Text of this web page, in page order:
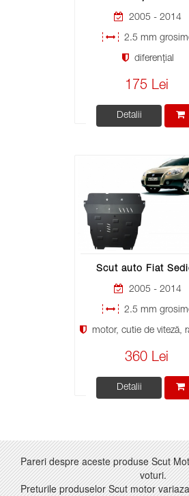
2005 - 2014
2.5 mm
diferențial
175 Lei
Detalii
Scut auto Fiat
2005 - 2014
2.5 mm
motor, cutie de viteză,
360 Lei
Detalii
Pareri despre aceste produse Scut
voturi.
Preturile produselor Scut motor